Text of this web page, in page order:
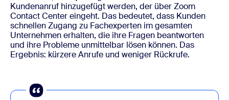
Kundenanruf hinzugefügt werden, der über Zoom
Contact Center eingeht. Das bedeutet, dass Kunden
schnellen Zugang zu Fachexperten im gesamten
Unternehmen erhalten, die ihre Fragen beantworten
und ihre Probleme unmittelbar lösen können. Das
Ergebnis: kürzere Anrufe und weniger Rückrufe.